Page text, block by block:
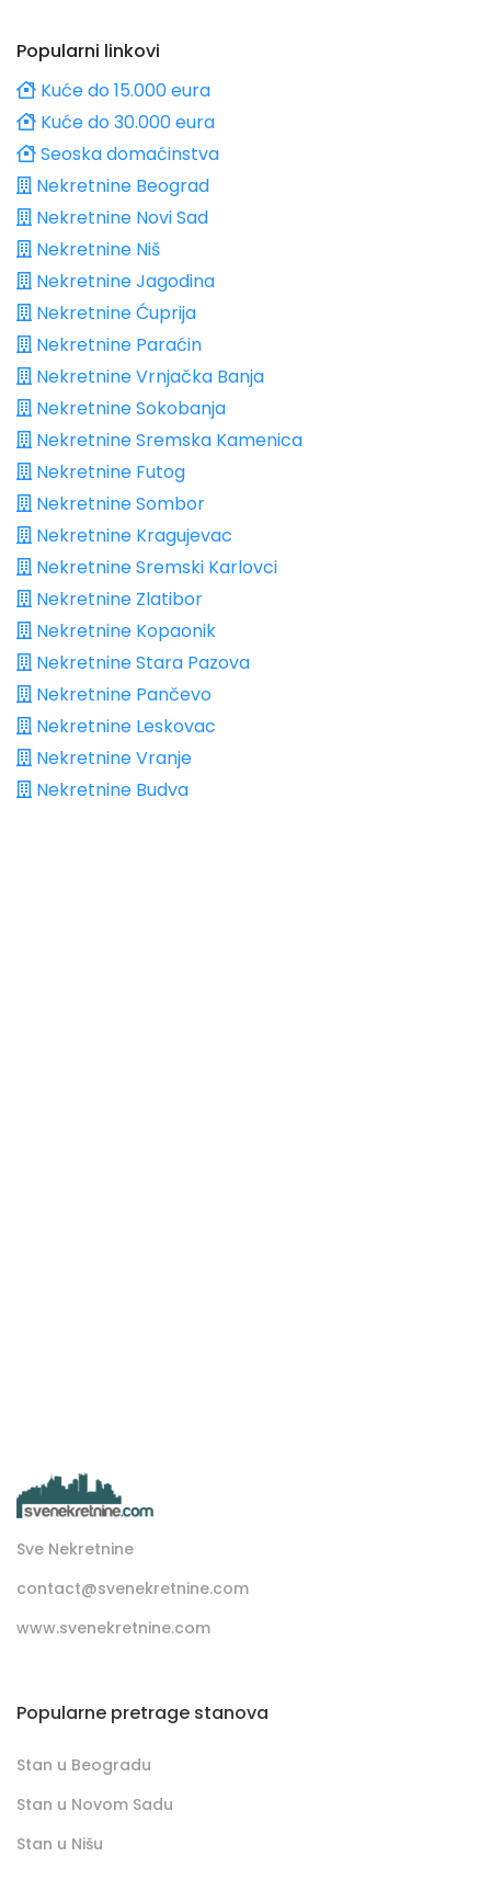
Popularni linkovi
Kuće do 15.000 eura
Kuće do 30.000 eura
Seoska domaćinstva
Nekretnine Beograd
Nekretnine Novi Sad
Nekretnine Niš
Nekretnine Jagodina
Nekretnine Ćuprija
Nekretnine Paraćin
Nekretnine Vrnjačka Banja
Nekretnine Sokobanja
Nekretnine Sremska Kamenica
Nekretnine Futog
Nekretnine Sombor
Nekretnine Kragujevac
Nekretnine Sremski Karlovci
Nekretnine Zlatibor
Nekretnine Kopaonik
Nekretnine Stara Pazova
Nekretnine Pančevo
Nekretnine Leskovac
Nekretnine Vranje
Nekretnine Budva
Sve Nekretnine
contact@svenekretnine.com
www.svenekretnine.com
Popularne pretrage stanova
Stan u Beogradu
Stan u Novom Sadu
Stan u Nišu